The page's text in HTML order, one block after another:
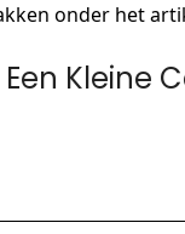
onder het
Kleine